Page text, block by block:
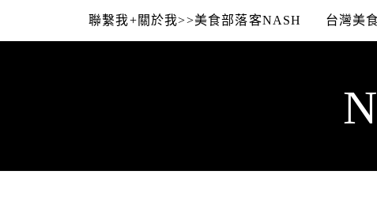
content
聯繫我+關於我>>美食部落客NASH 台灣美